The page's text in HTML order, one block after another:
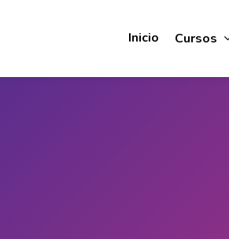
Cursos
Inicio